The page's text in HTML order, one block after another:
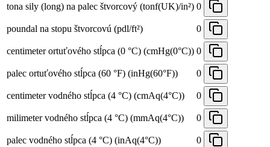
tona sily (long) na palec štvorcový (tonf(UK)/in²) 0
poundal na stopu štvorcovú (pdl/ft²) 0
centimeter ortuťového stĺpca (0 °C) (cmHg(0°C)) 0
palec ortuťového stĺpca (60 °F) (inHg(60°F)) 0
centimeter vodného stĺpca (4 °C) (cmAq(4°C)) 0
milimeter vodného stĺpca (4 °C) (mmAq(4°C)) 0
palec vodného stĺpca (4 °C) (inAq(4°C)) 0